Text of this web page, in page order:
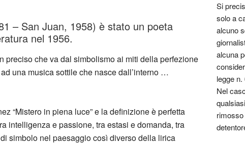
– San Juan, 1958) è stato un poeta
nel 1956.
preciso che va dal simbolismo ai miti della perfezione
una musica sottile che nasce dall’interno …
“Mistero in piena luce” e la definizione è perfetta
intelligenza e passione, tra estasi e domanda, tra
simbolo nel paesaggio così diverso della lirica
Si
solo a
alcuno
alcuna
legge n.
Nel